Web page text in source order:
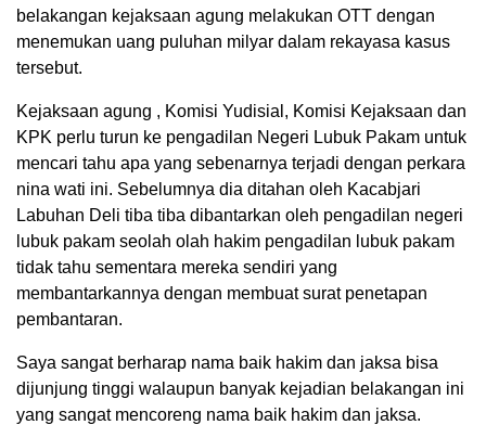
belakangan kejaksaan agung melakukan OTT dengan
menemukan uang puluhan milyar dalam rekayasa kasus
tersebut.
Kejaksaan agung , Komisi Yudisial, Komisi Kejaksaan dan
KPK perlu turun ke pengadilan Negeri Lubuk Pakam untuk
mencari tahu apa yang sebenarnya terjadi dengan perkara
nina wati ini. Sebelumnya dia ditahan oleh Kacabjari
Labuhan Deli tiba tiba dibantarkan oleh pengadilan negeri
lubuk pakam seolah olah hakim pengadilan lubuk pakam
tidak tahu sementara mereka sendiri yang
membantarkannya dengan membuat surat penetapan
pembantaran.
Saya sangat berharap nama baik hakim dan jaksa bisa
dijunjung tinggi walaupun banyak kejadian belakangan ini
yang sangat mencoreng nama baik hakim dan jaksa.